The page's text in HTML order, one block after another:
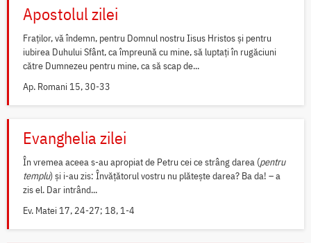
Apostolul zilei
Fraților, vă îndemn, pentru Domnul nostru Iisus Hristos și pentru
iubirea Duhului Sfânt, ca împreună cu mine, să luptați în rugăciuni
către Dumnezeu pentru mine, ca să scap de...
Ap. Romani 15, 30-33
Evanghelia zilei
În vremea aceea s-au apropiat de Petru cei ce strâng darea (pentru
templu) și i-au zis: Învățătorul vostru nu plătește darea? Ba da! – a
zis el. Dar intrând...
Ev. Matei 17, 24-27; 18, 1-4